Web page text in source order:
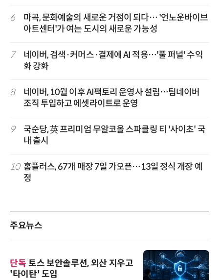
6
마곡, 문화예술의 새로운 거점이 되다… '언노운바이브
아트센터'가 여는 도시의 새로운 가능성
7
네이버, 검색·커머스·결제에 AI 적용…'풀 퍼널' 수익
화 강화
8
네이버, 10월 이후 AI팩토리 운영사 설립…팀네이버
조직 투입하고 에셋라이트로 운영
9
국순당, 英 프리미엄 무알코올 스파클링 티 '사이초' 국
내 출시
10 홈플러스, 67개 매장 7일 가오픈…13일 정식 개장 예
정
주요뉴스
단독 토스 보안솔루션, 외산 지우고
'타이탄' 도입